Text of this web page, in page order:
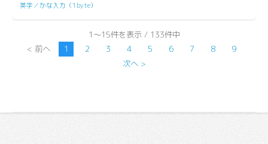
英字／かな入力（1byte）
1～15件を表示 / 133件中
< 前へ
1 2 3 4 5 6 7 8
9
次へ >